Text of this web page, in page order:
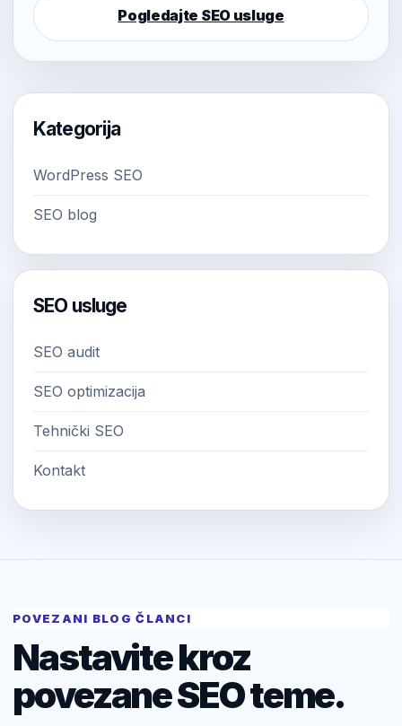
Pogledajte SEO usluge
Kategorija
WordPress SEO
SEO blog
SEO usluge
SEO audit
SEO optimizacija
Tehnički SEO
Kontakt
POVEZANI BLOG ČLANCI
Nastavite kroz
povezane SEO teme.